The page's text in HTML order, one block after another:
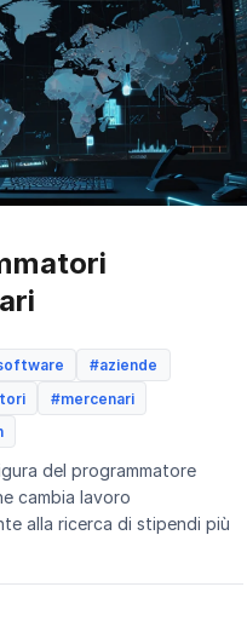
#aziende
#mercenari
del programmatore
cambia lavoro
alla ricerca di stipendi più